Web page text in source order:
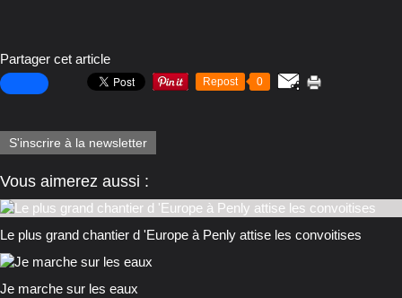
Partager cet article
Repost 0
S'inscrire à la newsletter
Vous aimerez aussi :
Le plus grand chantier d 'Europe à Penly attise les convoitises
Je marche sur les eaux